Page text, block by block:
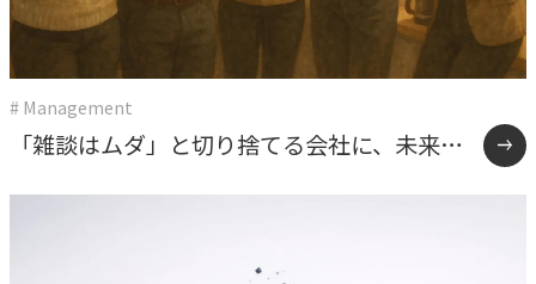
# Management
「雑談はムダ」と切り捨てる会社に、未来は
ない。うちが報連相を”効率化の手段”にしな